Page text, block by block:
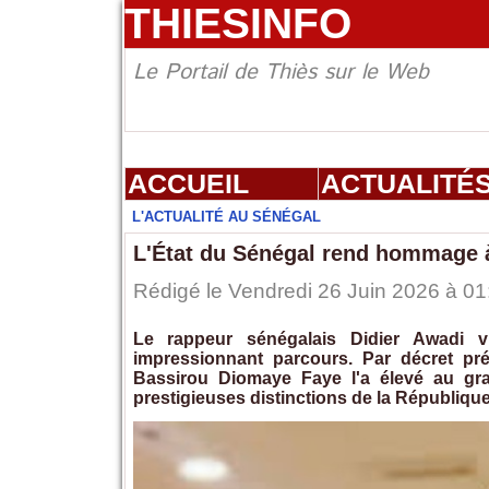
THIESINFO
Le Portail de Thiès sur le Web
ACCUEIL
L'ACTUALITÉ AU SÉNÉGAL
L'État du Sénégal rend hommage
Rédigé le Vendredi 26 Juin 2026 à
Le rappeur sénégalais Didier Awadi
impressionnant parcours. Par décret
Bassirou Diomaye Faye l'a élevé au
prestigieuses distinctions de la